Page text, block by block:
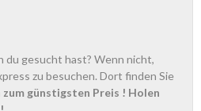
du gesucht hast? Wenn nicht,
zu besuchen. Dort finden Sie
günstigsten Preis ! Holen